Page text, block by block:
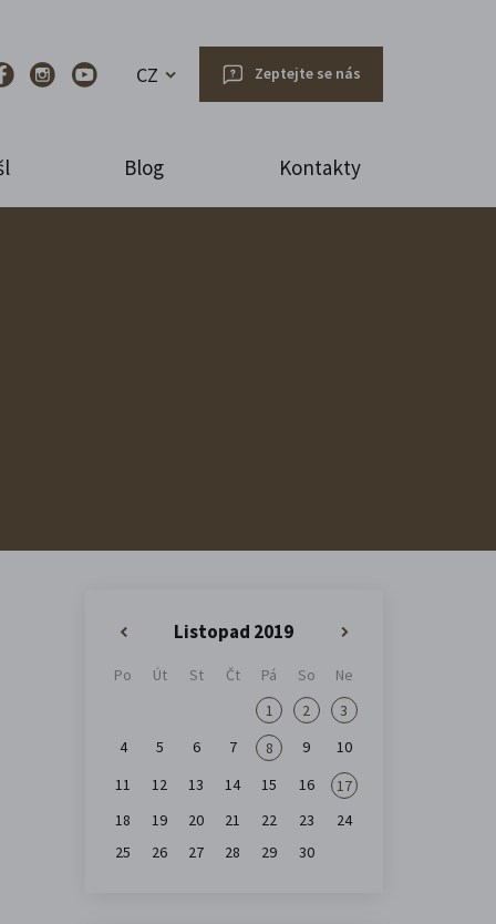
CZ Zeptejte se nás
Blog Kontakty
Listopad 2019
»
Po Út St Čt Pá So
Ne
1
2
3
4
5 6 7 8 9
10
11
12 13 14 15 16
17
18
19 20 21 22 23
24
25
26 27 28 29 30